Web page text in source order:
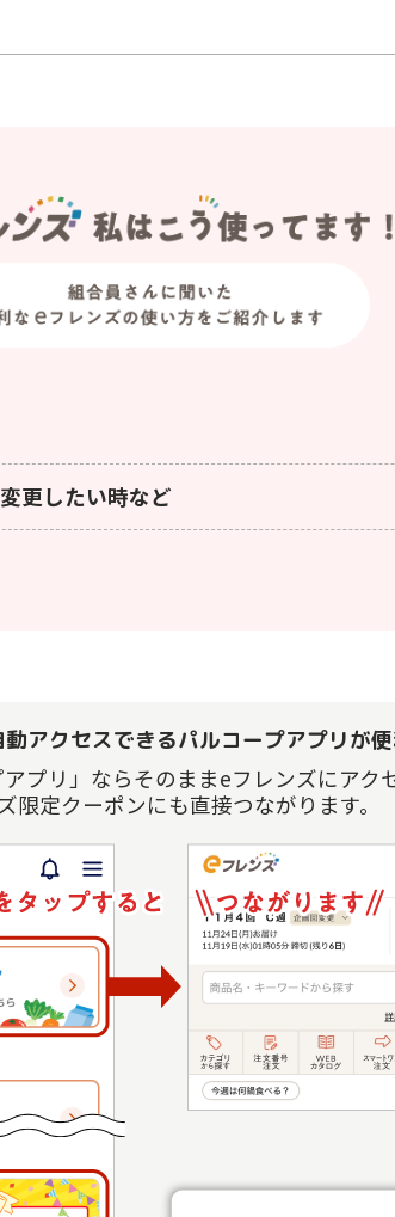
更したい時など
アクセスできるパルコープアプリが便
プリ」ならそのままeフレンズにアク
限定クーポンにも直接つながります。